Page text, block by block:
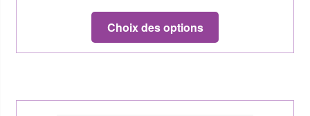
Choix des options